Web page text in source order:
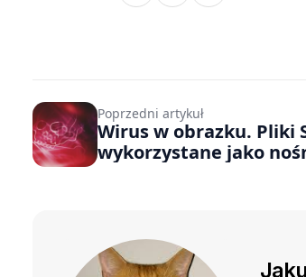
Poprzedni artykuł
Wirus w obrazku. Pliki
wykorzystane jako